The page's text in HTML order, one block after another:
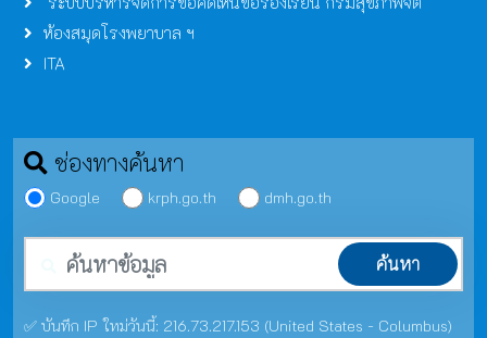
ห้องสมุดโรงพยาบาล ฯ
ITA
ช่องทางค้นหา
Google krph.go.th dmh.go.th
ค้นหา
✅ บันทึก IP ใหม่วันนี้: 216.73.217.153 (United States - Columbus)